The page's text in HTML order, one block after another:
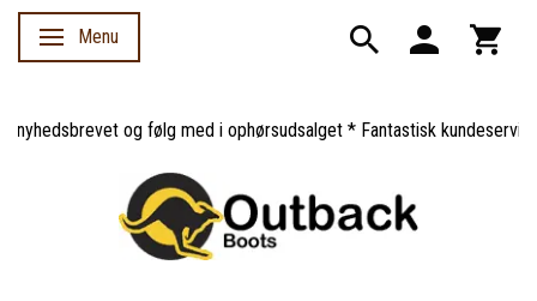
Skifte navigation
Menu
og følg med i ophørsudsalget * Fantastisk kundeservice *